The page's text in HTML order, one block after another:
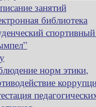
занятий
библиотека
норм этики,